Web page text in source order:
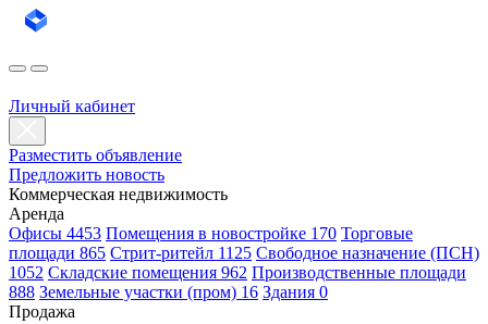
Личный кабинет
Разместить объявление
Предложить новость
Коммерческая недвижимость
Аренда
Офисы 4453 Помещения в новостройке 170 Торговые
площади 865 Стрит-ритейл 1125 Свободное назначение (ПСН)
1052 Складские помещения 962 Производственные площади
888 Земельные участки (пром) 16 Здания 0
Продажа